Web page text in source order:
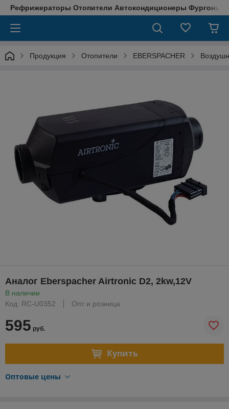
Рефрижераторы Отопители Автокондиционеры Фургоны
Продукция Отопители EBERSPACHER
Аналог Eberspacher Airtronic D2, 2kw,12V
В наличии
Код: RC-U0352
Опт и розница
595 руб.
Купить
Оптовые цены